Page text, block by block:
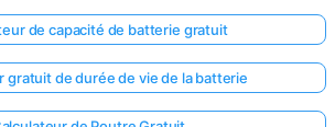
de capacité de batterie gratuit
gratuit de durée de vie de la batterie